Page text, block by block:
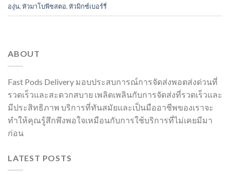
องุ่น,หัวมาโบพีชสตอ,หัวมิกซ์เบอร์รี่
ABOUT
Fast Pods Delivery มอบประสบการณ์การจัดส่งพอตส่งด่วนที่
รวดเร็วและสะดวกสบาย เพลิดเพลินกับการจัดส่งที่รวดเร็วและ
มีประสิทธิภาพ บริการที่ทันสมัยและเป็นมืออาชีพของเราจะ
ทำให้คุณรู้สึกพึงพอใจเหมือนกับการใช้บริการที่ไม่เคยมีมา
ก่อน
LATEST POSTS